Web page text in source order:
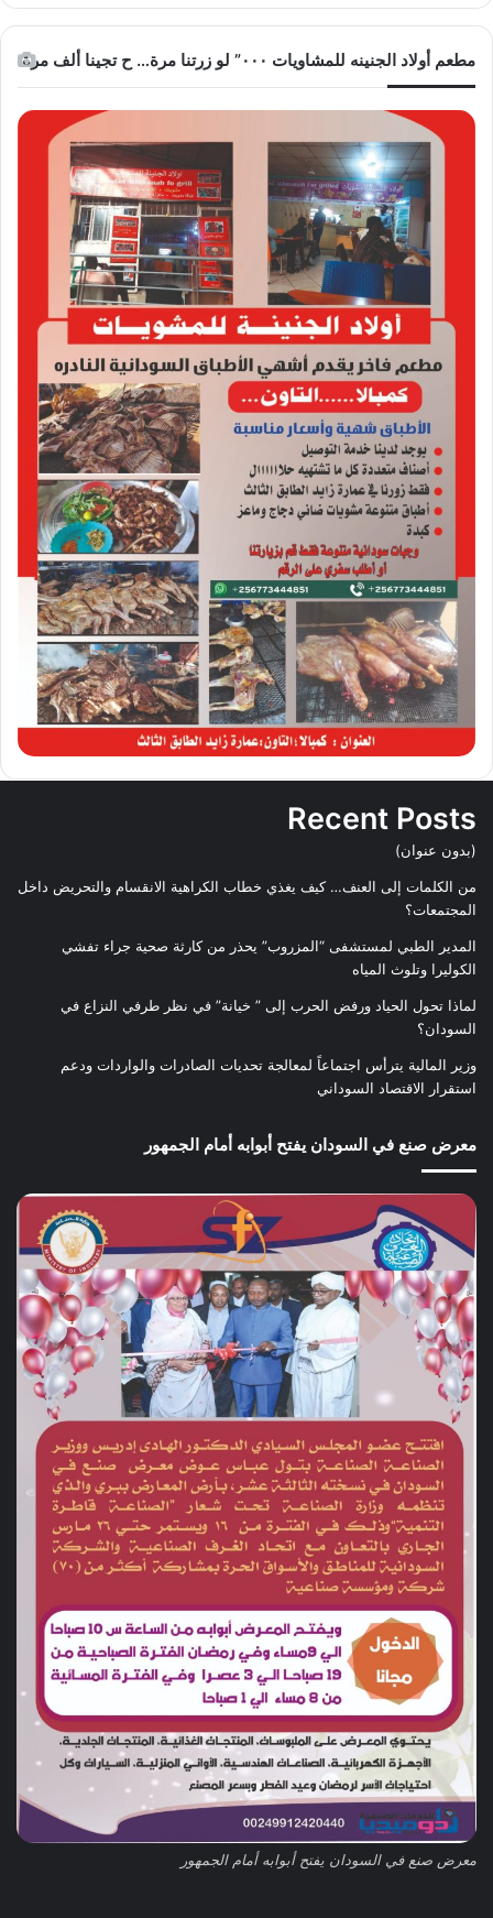
مطعم أولاد الجنينه للمشاويات ٠٠٠” لو زرتنا مرة… ح تجينا ألف مرة
Recent Posts
(بدون عنوان)
من الكلمات إلى العنف… كيف يغذي خطاب الكراهية الانقسام والتحريض داخل
المجتمعات؟
المدير الطبي لمستشفى “المزروب” يحذر من كارثة صحية جراء تفشي
الكوليرا وتلوث المياه
لماذا تحول الحياد ورفض الحرب إلى ” خيانة” في نظر طرفي النزاع في
السودان؟
وزير المالية يترأس اجتماعاً لمعالجة تحديات الصادرات والواردات ودعم
استقرار الاقتصاد السوداني
معرض صنع في السودان يفتح أبوابه أمام الجمهور
معرض صنع في السودان يفتح أبوابه أمام الجمهور